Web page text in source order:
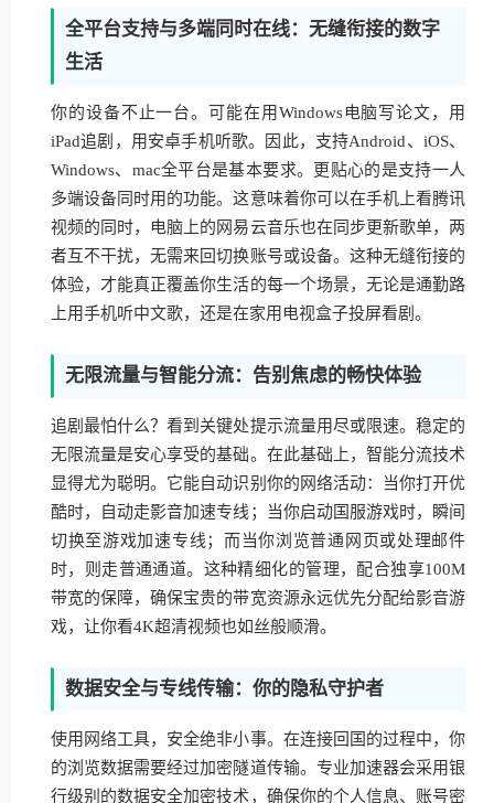
全平台支持与多端同时在线：无缝衔接的数字
生活
你的设备不止一台。可能在用Windows电脑写论文，用
iPad追剧，用安卓手机听歌。因此，支持Android、iOS、
Windows、mac全平台是基本要求。更贴心的是支持一人
多端设备同时用的功能。这意味着你可以在手机上看腾讯
视频的同时，电脑上的网易云音乐也在同步更新歌单，两
者互不干扰，无需来回切换账号或设备。这种无缝衔接的
体验，才能真正覆盖你生活的每一个场景，无论是通勤路
上用手机听中文歌，还是在家用电视盒子投屏看剧。
无限流量与智能分流：告别焦虑的畅快体验
追剧最怕什么？看到关键处提示流量用尽或限速。稳定的
无限流量是安心享受的基础。在此基础上，智能分流技术
显得尤为聪明。它能自动识别你的网络活动：当你打开优
酷时，自动走影音加速专线；当你启动国服游戏时，瞬间
切换至游戏加速专线；而当你浏览普通网页或处理邮件
时，则走普通通道。这种精细化的管理，配合独享100M
带宽的保障，确保宝贵的带宽资源永远优先分配给影音游
戏，让你看4K超清视频也如丝般顺滑。
数据安全与专线传输：你的隐私守护者
使用网络工具，安全绝非小事。在连接回国的过程中，你
的浏览数据需要经过加密隧道传输。专业加速器会采用银
行级别的数据安全加密技术，确保你的个人信息、账号密